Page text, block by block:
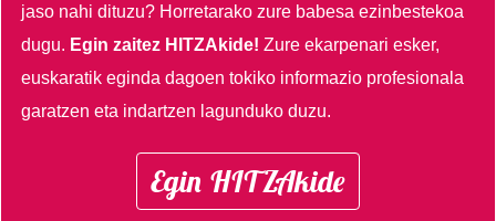
jaso nahi dituzu? Horretarako zure babesa ezinbestekoa
dugu. Egin zaitez HITZAkide!Zure ekarpenari esker,
euskaratik eginda dagoen tokiko informazio profesionala
garatzen eta indartzen lagunduko duzu.
Egin HITZAkide